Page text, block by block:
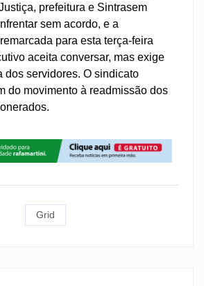
prefeitura e Sintrasem
sem acordo, e a
para esta terça-feira
aceita conversar, mas exige
dos servidores. O sindicato
do movimento à readmissão dos
Grid